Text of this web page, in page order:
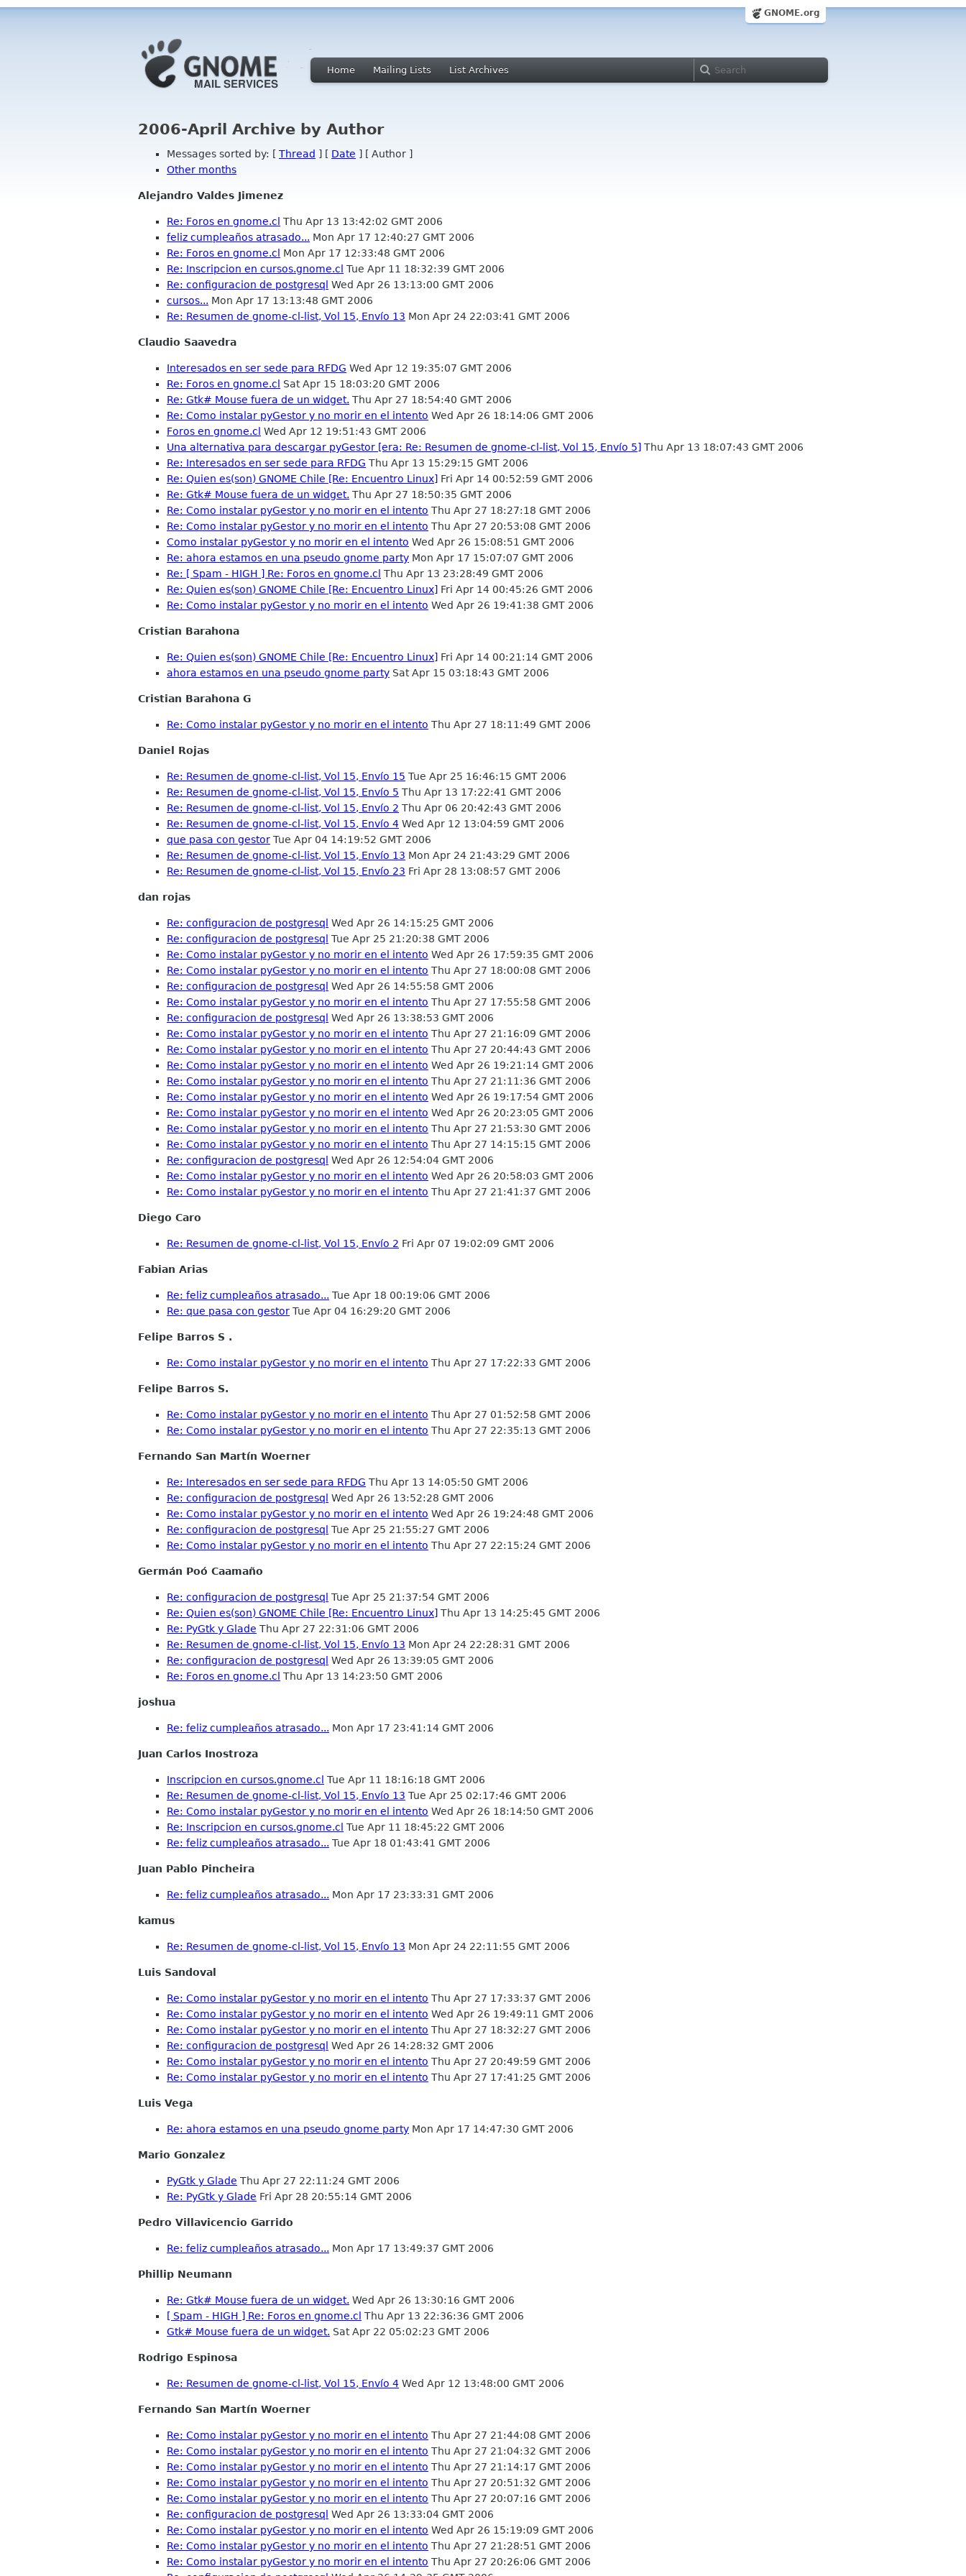
GNOME.org
Home Mailing Lists List Archives
2006-April Archive by Author
Messages sorted by: [ Thread ] [ Date ] [ Author ]
Other months
Alejandro Valdes Jimenez
Re: Foros en gnome.cl Thu Apr 13 13:42:02 GMT 2006
feliz cumpleaños atrasado... Mon Apr 17 12:40:27 GMT 2006
Re: Foros en gnome.cl Mon Apr 17 12:33:48 GMT 2006
Re: Inscripcion en cursos.gnome.cl Tue Apr 11 18:32:39 GMT 2006
Re: configuracion de postgresql Wed Apr 26 13:13:00 GMT 2006
cursos... Mon Apr 17 13:13:48 GMT 2006
Re: Resumen de gnome-cl-list, Vol 15, Envío 13 Mon Apr 24 22:03:41 GMT 2006
Claudio Saavedra
Interesados en ser sede para RFDG Wed Apr 12 19:35:07 GMT 2006
Re: Foros en gnome.cl Sat Apr 15 18:03:20 GMT 2006
Re: Gtk# Mouse fuera de un widget. Thu Apr 27 18:54:40 GMT 2006
Re: Como instalar pyGestor y no morir en el intento Wed Apr 26 18:14:06 GMT 2006
Foros en gnome.cl Wed Apr 12 19:51:43 GMT 2006
Una alternativa para descargar pyGestor [era: Re: Resumen de gnome-cl-list, Vol 15, Envío 5] Thu Apr 13 18:07:43 GMT 2006
Re: Interesados en ser sede para RFDG Thu Apr 13 15:29:15 GMT 2006
Re: Quien es(son) GNOME Chile [Re: Encuentro Linux] Fri Apr 14 00:52:59 GMT 2006
Re: Gtk# Mouse fuera de un widget. Thu Apr 27 18:50:35 GMT 2006
Re: Como instalar pyGestor y no morir en el intento Thu Apr 27 18:27:18 GMT 2006
Re: Como instalar pyGestor y no morir en el intento Thu Apr 27 20:53:08 GMT 2006
Como instalar pyGestor y no morir en el intento Wed Apr 26 15:08:51 GMT 2006
Re: ahora estamos en una pseudo gnome party Mon Apr 17 15:07:07 GMT 2006
Re: [ Spam - HIGH ] Re: Foros en gnome.cl Thu Apr 13 23:28:49 GMT 2006
Re: Quien es(son) GNOME Chile [Re: Encuentro Linux] Fri Apr 14 00:45:26 GMT 2006
Re: Como instalar pyGestor y no morir en el intento Wed Apr 26 19:41:38 GMT 2006
Cristian Barahona
Re: Quien es(son) GNOME Chile [Re: Encuentro Linux] Fri Apr 14 00:21:14 GMT 2006
ahora estamos en una pseudo gnome party Sat Apr 15 03:18:43 GMT 2006
Cristian Barahona G
Re: Como instalar pyGestor y no morir en el intento Thu Apr 27 18:11:49 GMT 2006
Daniel Rojas
Re: Resumen de gnome-cl-list, Vol 15, Envío 15 Tue Apr 25 16:46:15 GMT 2006
Re: Resumen de gnome-cl-list, Vol 15, Envío 5 Thu Apr 13 17:22:41 GMT 2006
Re: Resumen de gnome-cl-list, Vol 15, Envío 2 Thu Apr 06 20:42:43 GMT 2006
Re: Resumen de gnome-cl-list, Vol 15, Envío 4 Wed Apr 12 13:04:59 GMT 2006
que pasa con gestor Tue Apr 04 14:19:52 GMT 2006
Re: Resumen de gnome-cl-list, Vol 15, Envío 13 Mon Apr 24 21:43:29 GMT 2006
Re: Resumen de gnome-cl-list, Vol 15, Envío 23 Fri Apr 28 13:08:57 GMT 2006
dan rojas
Re: configuracion de postgresql Wed Apr 26 14:15:25 GMT 2006
Re: configuracion de postgresql Tue Apr 25 21:20:38 GMT 2006
Re: Como instalar pyGestor y no morir en el intento Wed Apr 26 17:59:35 GMT 2006
Re: Como instalar pyGestor y no morir en el intento Thu Apr 27 18:00:08 GMT 2006
Re: configuracion de postgresql Wed Apr 26 14:55:58 GMT 2006
Re: Como instalar pyGestor y no morir en el intento Thu Apr 27 17:55:58 GMT 2006
Re: configuracion de postgresql Wed Apr 26 13:38:53 GMT 2006
Re: Como instalar pyGestor y no morir en el intento Thu Apr 27 21:16:09 GMT 2006
Re: Como instalar pyGestor y no morir en el intento Thu Apr 27 20:44:43 GMT 2006
Re: Como instalar pyGestor y no morir en el intento Wed Apr 26 19:21:14 GMT 2006
Re: Como instalar pyGestor y no morir en el intento Thu Apr 27 21:11:36 GMT 2006
Re: Como instalar pyGestor y no morir en el intento Wed Apr 26 19:17:54 GMT 2006
Re: Como instalar pyGestor y no morir en el intento Wed Apr 26 20:23:05 GMT 2006
Re: Como instalar pyGestor y no morir en el intento Thu Apr 27 21:53:30 GMT 2006
Re: Como instalar pyGestor y no morir en el intento Thu Apr 27 14:15:15 GMT 2006
Re: configuracion de postgresql Wed Apr 26 12:54:04 GMT 2006
Re: Como instalar pyGestor y no morir en el intento Wed Apr 26 20:58:03 GMT 2006
Re: Como instalar pyGestor y no morir en el intento Thu Apr 27 21:41:37 GMT 2006
Diego Caro
Re: Resumen de gnome-cl-list, Vol 15, Envío 2 Fri Apr 07 19:02:09 GMT 2006
Fabian Arias
Re: feliz cumpleaños atrasado... Tue Apr 18 00:19:06 GMT 2006
Re: que pasa con gestor Tue Apr 04 16:29:20 GMT 2006
Felipe Barros S .
Re: Como instalar pyGestor y no morir en el intento Thu Apr 27 17:22:33 GMT 2006
Felipe Barros S.
Re: Como instalar pyGestor y no morir en el intento Thu Apr 27 01:52:58 GMT 2006
Re: Como instalar pyGestor y no morir en el intento Thu Apr 27 22:35:13 GMT 2006
Fernando San Martín Woerner
Re: Interesados en ser sede para RFDG Thu Apr 13 14:05:50 GMT 2006
Re: configuracion de postgresql Wed Apr 26 13:52:28 GMT 2006
Re: Como instalar pyGestor y no morir en el intento Wed Apr 26 19:24:48 GMT 2006
Re: configuracion de postgresql Tue Apr 25 21:55:27 GMT 2006
Re: Como instalar pyGestor y no morir en el intento Thu Apr 27 22:15:24 GMT 2006
Germán Poó Caamaño
Re: configuracion de postgresql Tue Apr 25 21:37:54 GMT 2006
Re: Quien es(son) GNOME Chile [Re: Encuentro Linux] Thu Apr 13 14:25:45 GMT 2006
Re: PyGtk y Glade Thu Apr 27 22:31:06 GMT 2006
Re: Resumen de gnome-cl-list, Vol 15, Envío 13 Mon Apr 24 22:28:31 GMT 2006
Re: configuracion de postgresql Wed Apr 26 13:39:05 GMT 2006
Re: Foros en gnome.cl Thu Apr 13 14:23:50 GMT 2006
joshua
Re: feliz cumpleaños atrasado... Mon Apr 17 23:41:14 GMT 2006
Juan Carlos Inostroza
Inscripcion en cursos.gnome.cl Tue Apr 11 18:16:18 GMT 2006
Re: Resumen de gnome-cl-list, Vol 15, Envío 13 Tue Apr 25 02:17:46 GMT 2006
Re: Como instalar pyGestor y no morir en el intento Wed Apr 26 18:14:50 GMT 2006
Re: Inscripcion en cursos.gnome.cl Tue Apr 11 18:45:22 GMT 2006
Re: feliz cumpleaños atrasado... Tue Apr 18 01:43:41 GMT 2006
Juan Pablo Pincheira
Re: feliz cumpleaños atrasado... Mon Apr 17 23:33:31 GMT 2006
kamus
Re: Resumen de gnome-cl-list, Vol 15, Envío 13 Mon Apr 24 22:11:55 GMT 2006
Luis Sandoval
Re: Como instalar pyGestor y no morir en el intento Thu Apr 27 17:33:37 GMT 2006
Re: Como instalar pyGestor y no morir en el intento Wed Apr 26 19:49:11 GMT 2006
Re: Como instalar pyGestor y no morir en el intento Thu Apr 27 18:32:27 GMT 2006
Re: configuracion de postgresql Wed Apr 26 14:28:32 GMT 2006
Re: Como instalar pyGestor y no morir en el intento Thu Apr 27 20:49:59 GMT 2006
Re: Como instalar pyGestor y no morir en el intento Thu Apr 27 17:41:25 GMT 2006
Luis Vega
Re: ahora estamos en una pseudo gnome party Mon Apr 17 14:47:30 GMT 2006
Mario Gonzalez
PyGtk y Glade Thu Apr 27 22:11:24 GMT 2006
Re: PyGtk y Glade Fri Apr 28 20:55:14 GMT 2006
Pedro Villavicencio Garrido
Re: feliz cumpleaños atrasado... Mon Apr 17 13:49:37 GMT 2006
Phillip Neumann
Re: Gtk# Mouse fuera de un widget. Wed Apr 26 13:30:16 GMT 2006
[ Spam - HIGH ] Re: Foros en gnome.cl Thu Apr 13 22:36:36 GMT 2006
Gtk# Mouse fuera de un widget. Sat Apr 22 05:02:23 GMT 2006
Rodrigo Espinosa
Re: Resumen de gnome-cl-list, Vol 15, Envío 4 Wed Apr 12 13:48:00 GMT 2006
Fernando San Martín Woerner
Re: Como instalar pyGestor y no morir en el intento Thu Apr 27 21:44:08 GMT 2006
Re: Como instalar pyGestor y no morir en el intento Thu Apr 27 21:04:32 GMT 2006
Re: Como instalar pyGestor y no morir en el intento Thu Apr 27 21:14:17 GMT 2006
Re: Como instalar pyGestor y no morir en el intento Thu Apr 27 20:51:32 GMT 2006
Re: Como instalar pyGestor y no morir en el intento Thu Apr 27 20:07:16 GMT 2006
Re: configuracion de postgresql Wed Apr 26 13:33:04 GMT 2006
Re: Como instalar pyGestor y no morir en el intento Wed Apr 26 15:19:09 GMT 2006
Re: Como instalar pyGestor y no morir en el intento Thu Apr 27 21:28:51 GMT 2006
Re: Como instalar pyGestor y no morir en el intento Thu Apr 27 20:26:06 GMT 2006